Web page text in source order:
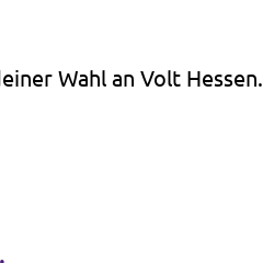
Wahl an Volt Hessen.